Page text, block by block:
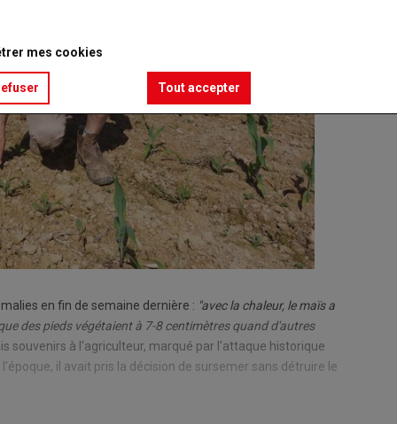
en fin de semaine dernière : "avec la chaleur, le maïs a
des pieds végétaient à 7-8 centimètres quand d'autres
souvenirs à l'agriculteur, marqué par l'attaque historique
l'époque, il avait pris la décision de sursemer sans détruire le
mes cookies
Tout accepter